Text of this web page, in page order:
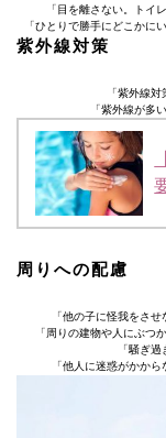
「目を離さない。トイ
「ひとりで勝手にどこかに
紫外線対策
「紫外線
「紫外線が多
周りへの配慮
「他の子に怪我をさ
「周りの建物や人にぶつ
「騒ぎ
「他人に迷惑がかか